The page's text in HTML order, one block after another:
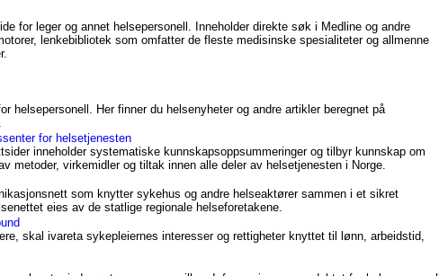
for leger og annet helsepersonell. Inneholder direkte søk i Medline og andre
lenkebibliotek som omfatter de fleste medisinske spesialiteter og allmenne
helsepersonell. Her finner du helsenyheter og andre artikler beregnet på
for helsetjenesten
inneholder systematiske kunnskapsoppsummeringer og tilbyr kunnskap om
metoder, virkemidler og tiltak innen alle deler av helsetjenesten i Norge.
som knytter sykehus og andre helseaktører sammen i et sikret
eies av de statlige regionale helseforetakene.
skal ivareta sykepleiernes interesser og rettigheter knyttet til lønn, arbeidstid,